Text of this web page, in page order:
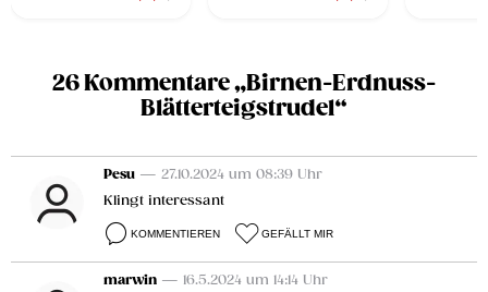
26 Kommentare „Birnen-Erdnuss-
Blätterteigstrudel“
Pesu — 27.10.2024 um 08:39 Uhr
Klingt interessant
KOMMENTIEREN GEFÄLLT MIR
marwin — 16.5.2024 um 14:14 Uhr